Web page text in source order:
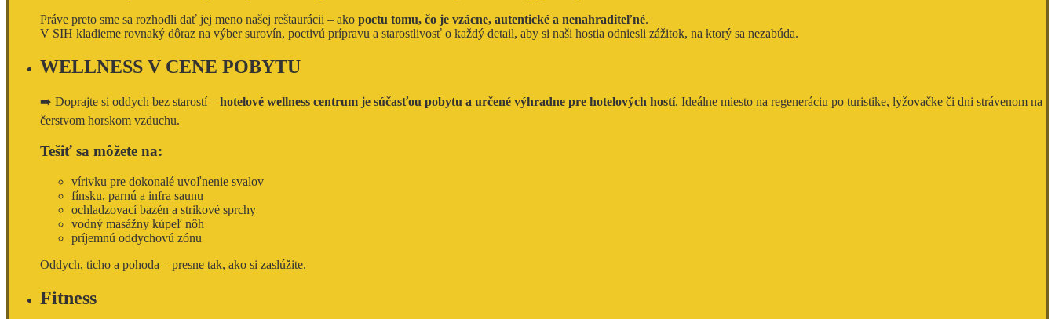
Práve preto sme sa rozhodli dať jej meno našej reštaurácii – ako poctu tomu, čo je vzácne, autentické a nenahraditeľné.
V SIH kladieme rovnaký dôraz na výber surovín, poctivú prípravu a starostlivosť o každý detail, aby si naši hostia odniesli zážitok, na ktorý sa nezabúda.
WELLNESS V CENE POBYTU
➡️ Doprajte si oddych bez starostí – hotelové wellness centrum je súčasťou pobytu a určené výhradne pre hotelových hostí. Ideálne miesto na regeneráciu po turistike, lyžovačke či dni strávenom na
čerstvom horskom vzduchu.
Tešiť sa môžete na:
vírivku pre dokonalé uvoľnenie svalov
fínsku, parnú a infra saunu
ochladzovací bazén a strikové sprchy
vodný masážny kúpeľ nôh
príjemnú oddychovú zónu
Oddych, ticho a pohoda – presne tak, ako si zaslúžite.
Fitness